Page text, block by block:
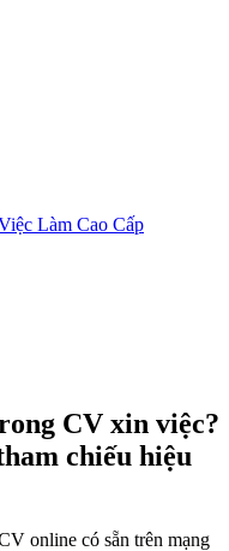
Làm Cao Cấp
CV xin việc?
chiếu hiệu
online có sẵn trên mạng